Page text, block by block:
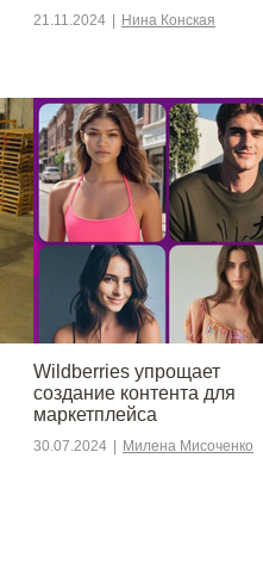
21.11.2024 Нина Конская
Wildberries упрощает
создание контента для
маркетплейса
30.07.2024 Милена Мисоченко